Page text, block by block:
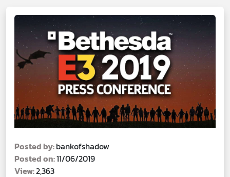
Posted by:bankofshadow
Posted on:11/06/2019
View:2,363